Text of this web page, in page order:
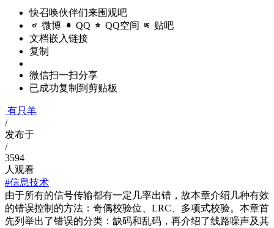
快召唤伙伴们来围观吧
微博 QQ QQ空间 贴吧
文档嵌入链接
复制
微信扫一扫分享
已成功复制到剪贴板
有只羊
/
发布于
/
3594
人观看
#信息技术
由于所有的信号传输都有一定几率出错，故本章介绍几种有效
的错误控制的方法：奇偶校验位、LRC、多项式校验。本章首
先列举出了错误的分类：缺码和乱码，再介绍了线路噪声及其